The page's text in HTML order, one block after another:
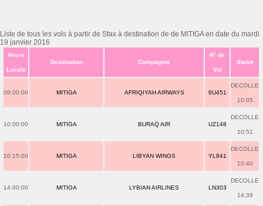
Liste de tous les vols à partir de Sfax à destination de de MITIGA en date du mardi
19 janvier 2016
Heure
Locale
Destination Compagnie
N° de
Vol
Statut
09:00:00 MITIGA AFRIQIYAH AIRWAYS 8U451
DECOLLE
10:05
10:00:00 MITIGA BURAQ AIR UZ148
DECOLLE
10:51
10:15:00 MITIGA LIBYAN WINGS YL841
DECOLLE
10:40
14:00:00 MITIGA LYBIAN AIRLINES LN303
DECOLLE
14:39